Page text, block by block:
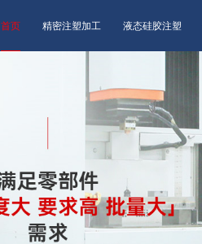
首页 精密注塑加工 液态硅胶注塑